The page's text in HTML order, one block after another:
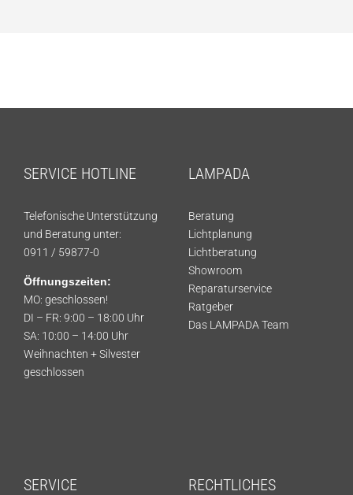
SERVICE HOTLINE
Telefonische Unterstützung
und Beratung unter:
0911 / 59877-0
Öffnungszeiten:
MO: geschlossen!
DI – FR: 9:00 – 18:00 Uhr
SA: 10:00 – 14:00 Uhr
Weihnachten + Silvester
geschlossen
LAMPADA
Beratung
Lichtplanung
Lichtberatung
Showroom
Reparaturservice
Ratgeber
Das LAMPADA Team
SERVICE RECHTLICHES